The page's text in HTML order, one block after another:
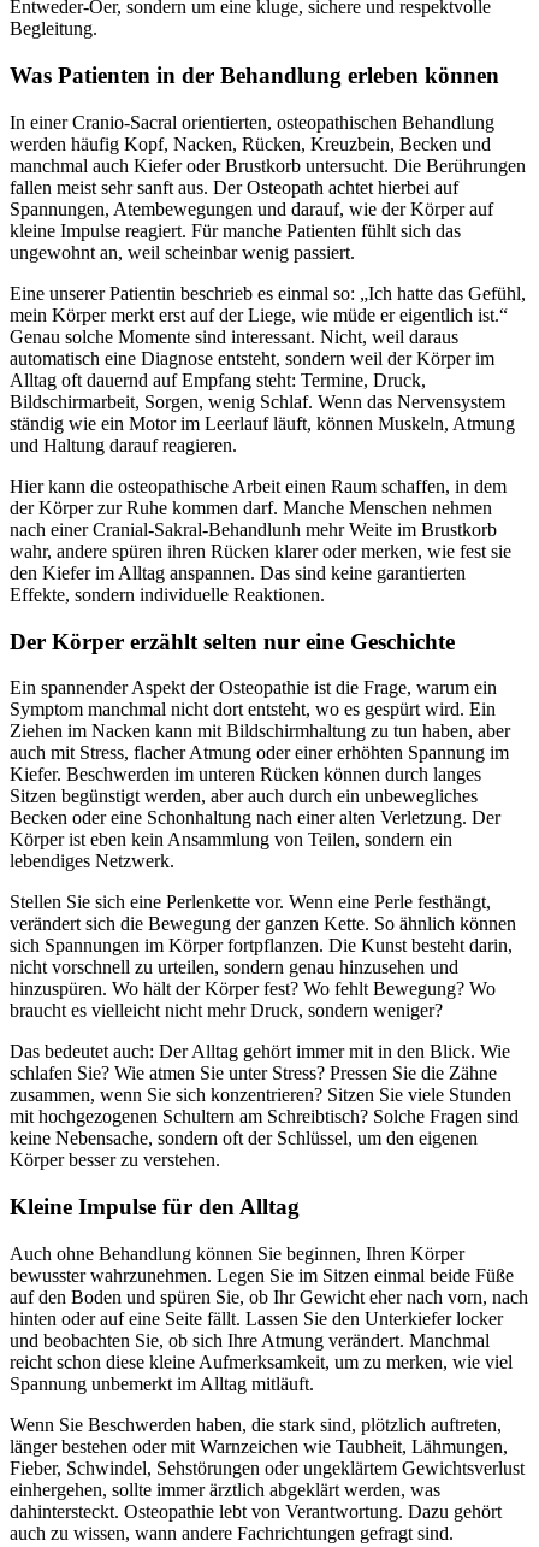
Entweder-Oer, sondern um eine kluge, sichere und respektvolle
Begleitung.
Was Patienten in der Behandlung erleben können
In einer Cranio-Sacral orientierten, osteopathischen Behandlung
werden häufig Kopf, Nacken, Rücken, Kreuzbein, Becken und
manchmal auch Kiefer oder Brustkorb untersucht. Die Berührungen
fallen meist sehr sanft aus. Der Osteopath achtet hierbei auf
Spannungen, Atembewegungen und darauf, wie der Körper auf
kleine Impulse reagiert. Für manche Patienten fühlt sich das
ungewohnt an, weil scheinbar wenig passiert.
Eine unserer Patientin beschrieb es einmal so: „Ich hatte das Gefühl,
mein Körper merkt erst auf der Liege, wie müde er eigentlich ist.“
Genau solche Momente sind interessant. Nicht, weil daraus
automatisch eine Diagnose entsteht, sondern weil der Körper im
Alltag oft dauernd auf Empfang steht: Termine, Druck,
Bildschirmarbeit, Sorgen, wenig Schlaf. Wenn das Nervensystem
ständig wie ein Motor im Leerlauf läuft, können Muskeln, Atmung
und Haltung darauf reagieren.
Hier kann die osteopathische Arbeit einen Raum schaffen, in dem
der Körper zur Ruhe kommen darf. Manche Menschen nehmen
nach einer Cranial-Sakral-Behandlunh mehr Weite im Brustkorb
wahr, andere spüren ihren Rücken klarer oder merken, wie fest sie
den Kiefer im Alltag anspannen. Das sind keine garantierten
Effekte, sondern individuelle Reaktionen.
Der Körper erzählt selten nur eine Geschichte
Ein spannender Aspekt der Osteopathie ist die Frage, warum ein
Symptom manchmal nicht dort entsteht, wo es gespürt wird. Ein
Ziehen im Nacken kann mit Bildschirmhaltung zu tun haben, aber
auch mit Stress, flacher Atmung oder einer erhöhten Spannung im
Kiefer. Beschwerden im unteren Rücken können durch langes
Sitzen begünstigt werden, aber auch durch ein unbewegliches
Becken oder eine Schonhaltung nach einer alten Verletzung. Der
Körper ist eben kein Ansammlung von Teilen, sondern ein
lebendiges Netzwerk.
Stellen Sie sich eine Perlenkette vor. Wenn eine Perle festhängt,
verändert sich die Bewegung der ganzen Kette. So ähnlich können
sich Spannungen im Körper fortpflanzen. Die Kunst besteht darin,
nicht vorschnell zu urteilen, sondern genau hinzusehen und
hinzuspüren. Wo hält der Körper fest? Wo fehlt Bewegung? Wo
braucht es vielleicht nicht mehr Druck, sondern weniger?
Das bedeutet auch: Der Alltag gehört immer mit in den Blick. Wie
schlafen Sie? Wie atmen Sie unter Stress? Pressen Sie die Zähne
zusammen, wenn Sie sich konzentrieren? Sitzen Sie viele Stunden
mit hochgezogenen Schultern am Schreibtisch? Solche Fragen sind
keine Nebensache, sondern oft der Schlüssel, um den eigenen
Körper besser zu verstehen.
Kleine Impulse für den Alltag
Auch ohne Behandlung können Sie beginnen, Ihren Körper
bewusster wahrzunehmen. Legen Sie im Sitzen einmal beide Füße
auf den Boden und spüren Sie, ob Ihr Gewicht eher nach vorn, nach
hinten oder auf eine Seite fällt. Lassen Sie den Unterkiefer locker
und beobachten Sie, ob sich Ihre Atmung verändert. Manchmal
reicht schon diese kleine Aufmerksamkeit, um zu merken, wie viel
Spannung unbemerkt im Alltag mitläuft.
Wenn Sie Beschwerden haben, die stark sind, plötzlich auftreten,
länger bestehen oder mit Warnzeichen wie Taubheit, Lähmungen,
Fieber, Schwindel, Sehstörungen oder ungeklärtem Gewichtsverlust
einhergehen, sollte immer ärztlich abgeklärt werden, was
dahintersteckt. Osteopathie lebt von Verantwortung. Dazu gehört
auch zu wissen, wann andere Fachrichtungen gefragt sind.